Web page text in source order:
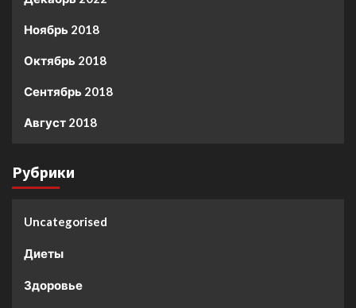
Ноябрь 2018
Октябрь 2018
Сентябрь 2018
Август 2018
Рубрики
Uncategorised
Диеты
Здоровье